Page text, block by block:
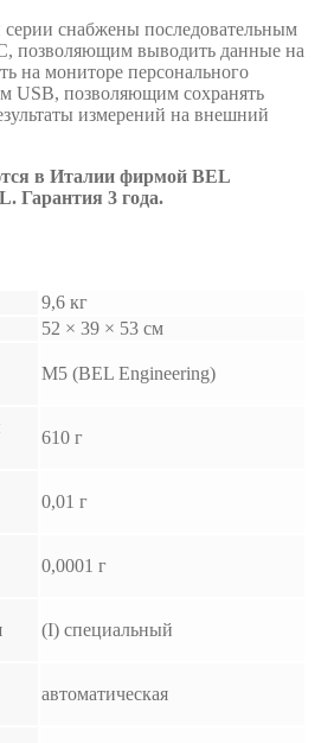
снабжены последовательным
позволяющим выводить данные на
на мониторе персонального
USB, позволяющим сохранять
измерений на внешний
в Италии фирмой BEL
Гарантия 3 года.
9,6 кг
52 × 39 × 53 см
M5 (BEL Engineering)
610 г
0,01 г
0,0001 г
(I) специальный
автоматическая